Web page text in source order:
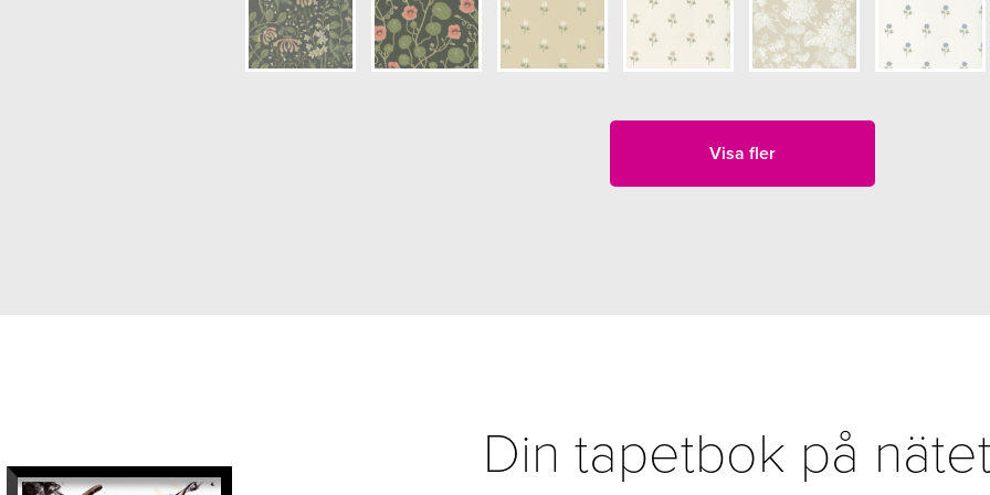
Visa fler
Din tapetbok på